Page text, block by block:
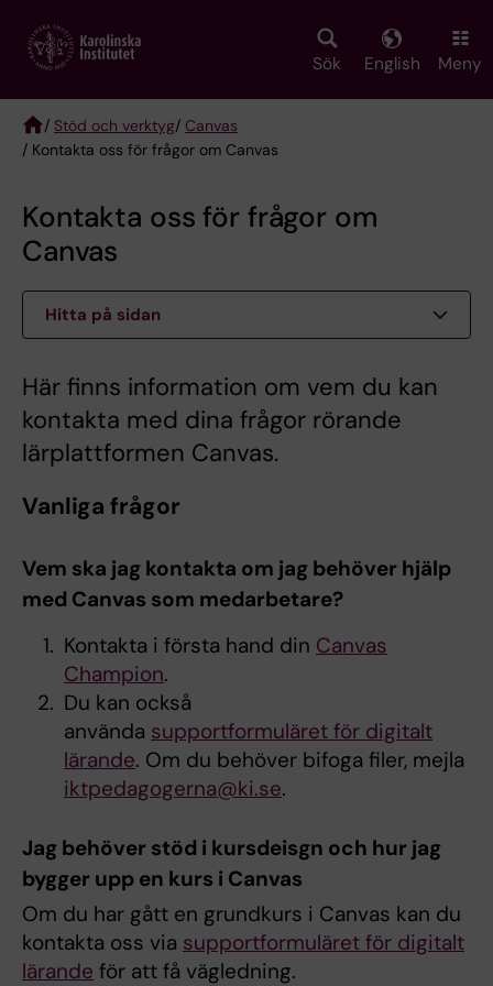
main
Sök English Meny
Breadcrumb
/ Stöd och verktyg/ Canvas
/ Kontakta oss för frågor om Canvas
Kontakta oss för frågor om
Canvas
Hitta på sidan
Här finns information om vem du kan
kontakta med dina frågor rörande
lärplattformen Canvas.
Vanliga frågor
Vem ska jag kontakta om jag behöver hjälp
med Canvas som medarbetare?
Kontakta i första hand din Canvas
Champion.
Du kan också
använda supportformuläret för digitalt
lärande. Om du behöver bifoga filer, mejla
iktpedagogerna@ki.se.
Jag behöver stöd i kursdeisgn och hur jag
bygger upp en kurs i Canvas
Om du har gått en grundkurs i Canvas kan du
kontakta oss via supportformuläret för digitalt
lärande för att få vägledning.